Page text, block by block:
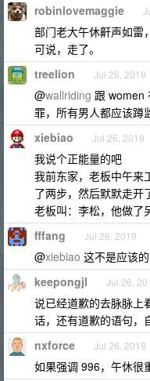
robinlovemaggie
部门老大午休鼾声如雷
可说，走了。
treelion Jul 26, 2019
@wallriding 跟 women
罪，所有男人都应该蹲
xiebiao Jul 26, 2019
我说个正能量的吧
我前东家，老板中午来
了两步，然后默默走开
老板叫：李松，他做了
fffang Jul 26, 2019
@xiebiao 这不是应该的
keepongjl Jul 26,
说已经道歉的去脉脉上
话，还有道歉的语句，
nxforce Jul 26, 2019
如果强调 996，午休很